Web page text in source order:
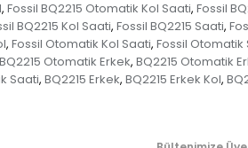
, Fossil BQ2215 Otomatik Kol Saati, Fossil
BQ2215 Kol Saati, Fossil BQ2215 Saati,
, Fossil Otomatik Kol Saati, Fossil Otomatik
BQ2215 Otomatik Erkek, BQ2215 Otomatik
Saati, BQ2215 Erkek, BQ2215 Erkek Kol,